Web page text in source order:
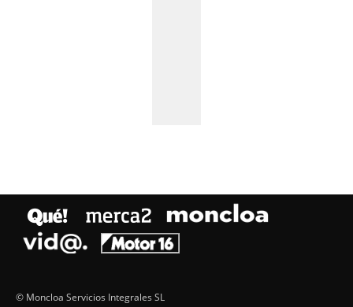
© Moncloa Servicios Integrales SL